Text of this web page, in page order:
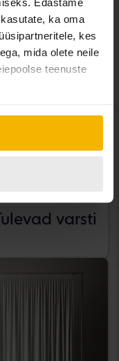
ka oma
kes
mida olete neile
teenuste
varsti